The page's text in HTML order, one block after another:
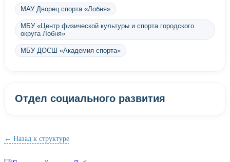
МАУ Дворец спорта «Лобня»
МБУ «Центр физической культуры и спорта городского
округа Лобня»
МБУ ДОСШ «Академия спорта»
Отдел социального развития
← Назад к структуре